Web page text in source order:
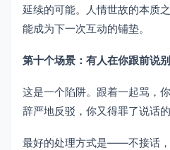
延续的可能。人情世故的本质
能成为下一次互动的铺垫。
第十个场景：有人在你跟前说
这是一个陷阱。跟着一起骂，
辞严地反驳，你又得罪了说话的
最好的处理方式是——不接话